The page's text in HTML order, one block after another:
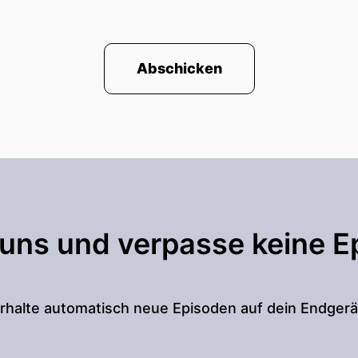
Abschicken
und verpasse keine
automatisch neue Episoden auf dein